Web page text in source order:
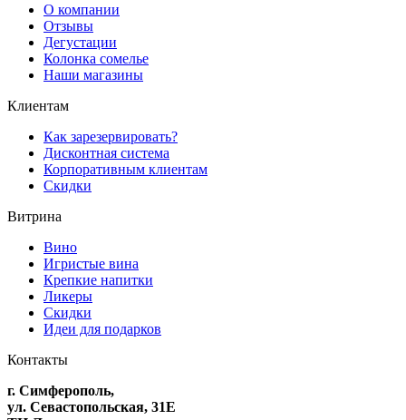
О компании
Отзывы
Дегустации
Колонка сомелье
Наши магазины
Клиентам
Как зарезервировать?
Дисконтная система
Корпоративным клиентам
Скидки
Витрина
Вино
Игристые вина
Крепкие напитки
Ликеры
Скидки
Идеи для подарков
Контакты
г. Симферополь,
ул. Севастопольская, 31Е